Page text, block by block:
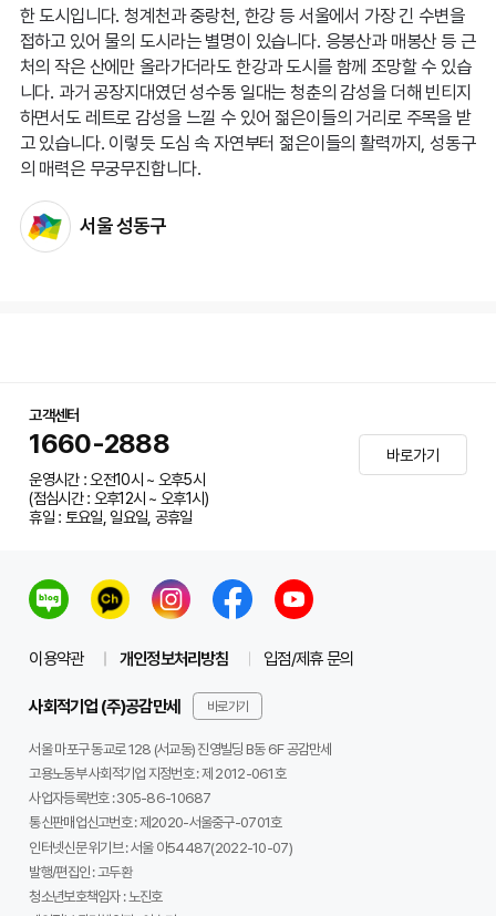
한 도시입니다. 청계천과 중랑천, 한강 등 서울에서 가장 긴 수변을
접하고 있어 물의 도시라는 별명이 있습니다. 응봉산과 매봉산 등 근
처의 작은 산에만 올라가더라도 한강과 도시를 함께 조망할 수 있습
니다. 과거 공장지대였던 성수동 일대는 청춘의 감성을 더해 빈티지
하면서도 레트로 감성을 느낄 수 있어 젊은이들의 거리로 주목을 받
고 있습니다. 이렇듯 도심 속 자연부터 젊은이들의 활력까지, 성동구
의 매력은 무궁무진합니다.
서울 성동구
고객센터
1660-2888
운영시간 : 오전10시 ~ 오후5시
(점심시간 : 오후12시 ~ 오후1시)
휴일 : 토요일, 일요일, 공휴일
바로가기
이용약관 개인정보처리방침 입점/제휴 문의
사회적기업 (주)공감만세 바로가기
서울 마포구 동교로 128 (서교동) 진영빌딩 B동 6F 공감만세
고용노동부 사회적기업 지정번호 : 제 2012-061호
사업자등록번호 :305-86-10687
통신판매업신고번호 :제2020-서울중구-0701호
인터넷신문 위기브 :서울 아54487(2022-10-07)
발행/편집인 :고두환
청소년보호책임자 :노진호